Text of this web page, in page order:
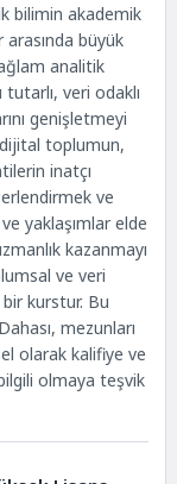
bilimin akademik
büyük
analitik
veri odaklı
genişletmeyi
toplumun,
inatçı
ve
yaklaşımlar elde
kazanmayı
ve veri
bir kurstur. Bu
mezunları
olarak kalifiye ve
olmaya teşvik